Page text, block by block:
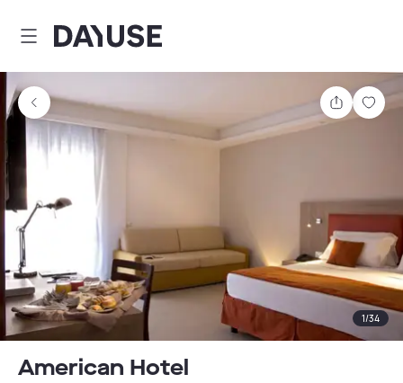
Dayuse
Partager
1/34
American Hotel